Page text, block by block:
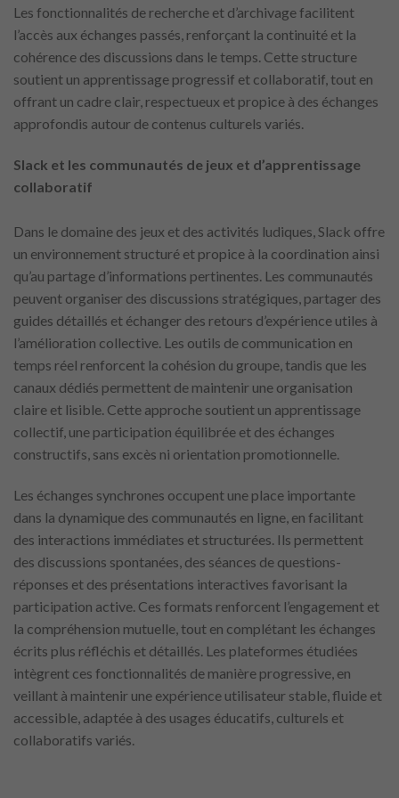
Les fonctionnalités de recherche et d’archivage facilitent
l’accès aux échanges passés, renforçant la continuité et la
cohérence des discussions dans le temps. Cette structure
soutient un apprentissage progressif et collaboratif, tout en
offrant un cadre clair, respectueux et propice à des échanges
approfondis autour de contenus culturels variés.
Slack et les communautés de jeux et d’apprentissage
collaboratif
Dans le domaine des jeux et des activités ludiques, Slack offre
un environnement structuré et propice à la coordination ainsi
qu’au partage d’informations pertinentes. Les communautés
peuvent organiser des discussions stratégiques, partager des
guides détaillés et échanger des retours d’expérience utiles à
l’amélioration collective. Les outils de communication en
temps réel renforcent la cohésion du groupe, tandis que les
canaux dédiés permettent de maintenir une organisation
claire et lisible. Cette approche soutient un apprentissage
collectif, une participation équilibrée et des échanges
constructifs, sans excès ni orientation promotionnelle.
Les échanges synchrones occupent une place importante
dans la dynamique des communautés en ligne, en facilitant
des interactions immédiates et structurées. Ils permettent
des discussions spontanées, des séances de questions-
réponses et des présentations interactives favorisant la
participation active. Ces formats renforcent l’engagement et
la compréhension mutuelle, tout en complétant les échanges
écrits plus réfléchis et détaillés. Les plateformes étudiées
intègrent ces fonctionnalités de manière progressive, en
veillant à maintenir une expérience utilisateur stable, fluide et
accessible, adaptée à des usages éducatifs, culturels et
collaboratifs variés.